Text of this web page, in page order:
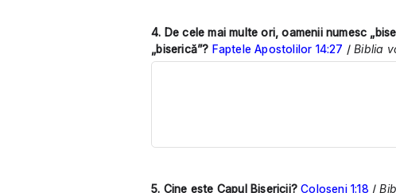
4. De cele mai multe ori, oamenii numesc
„biserică”? Faptele Apostolilor 14:27 /Biblia
5. Cine este Capul Bisericii?Coloseni 1:18 /